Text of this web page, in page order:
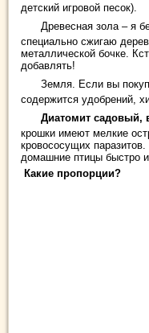
детский игровой песок).
Древесная зола – я
специально сжигаю
металлической бочке.
добавлять!
Земля. Если вы
содержится удобрений,
Диатомит садовый,
крошки имеют мелкие
кровососущих
домашние птицы быстро
Какие пропорции?